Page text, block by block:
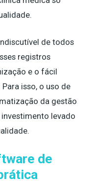
de todos
registros
e o fácil
isso, o uso de
da gestão
levado
de